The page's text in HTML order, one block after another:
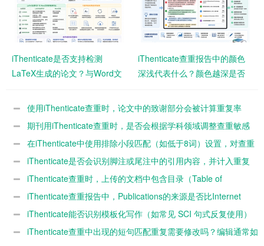
iThenticate是否支持检测
LaTeX生成的论文？与Word文
iThenticate查重报告中的颜色
深浅代表什么？颜色越深是否
使用iThenticate查重时，论文中的致谢部分会被计算重复率
吗？期刊用iThenticate查重时，是否会根据学科领域调整查重敏感
度？在iThenticate中使用排除小段匹配（如低于8词）设置，对查重
结果影响有多大？
iThenticate是否会识别脚注或尾注中的引用内容，并计入重复
率？iThenticate查重时，上传的文档中包含目录（Table of
Contents）是否会影响最终重复率？
iThenticate查重报告中，Publications的来源是否比Internet
Sources风险更高？
iThenticate能否识别模板化写作（如常见 SCI 句式反复使用）
并判定为高重复？
iThenticate查重中出现的短句匹配重复需要修改吗？编辑通常如